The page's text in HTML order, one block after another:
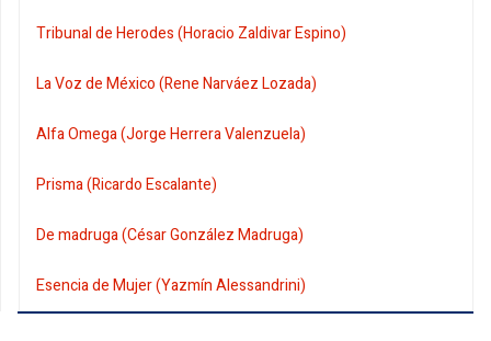
Tribunal de Herodes (Horacio Zaldivar Espino)
La Voz de México (Rene Narváez Lozada)
Alfa Omega (Jorge Herrera Valenzuela)
Prisma (Ricardo Escalante)
De madruga (César González Madruga)
Esencia de Mujer (Yazmín Alessandrini)